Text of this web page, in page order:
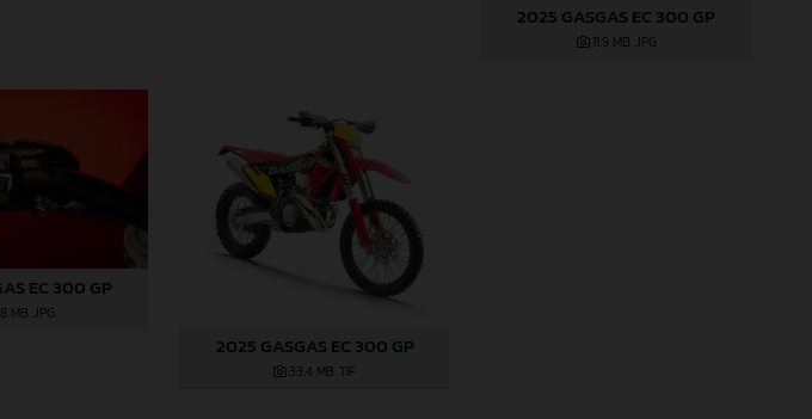
2025 GASGAS EC 300 GP
11,9 MB .JPG
EC 300 GP
MB .JPG
2025 GASGAS EC 300 GP
33,4 MB .TIF